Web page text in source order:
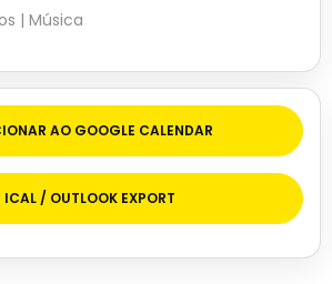
| Música
AO GOOGLE CALENDAR
ICAL / OUTLOOK EXPORT